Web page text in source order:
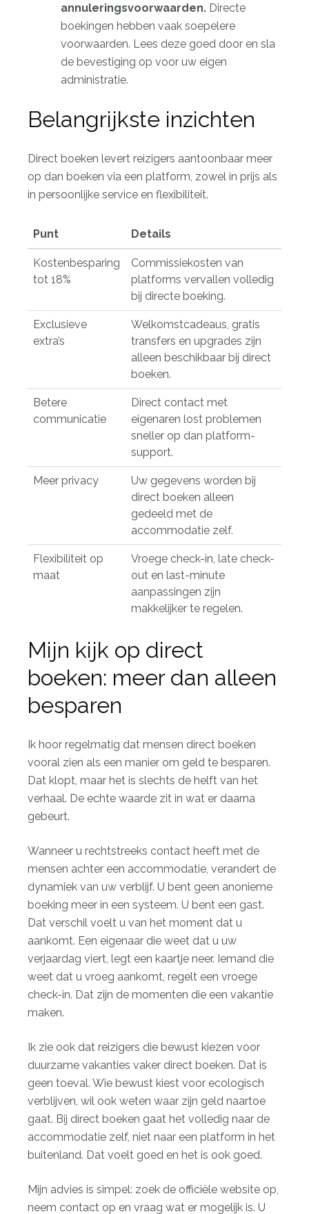
annuleringsvoorwaarden. Directe
boekingen hebben vaak soepelere
voorwaarden. Lees deze goed door en sla
de bevestiging op voor uw eigen
administratie.
Belangrijkste inzichten
Direct boeken levert reizigers aantoonbaar meer
op dan boeken via een platform, zowel in prijs als
in persoonlijke service en flexibiliteit.
Punt Details
Kostenbesparing
tot 18%
Commissiekosten van
platforms vervallen volledig
bij directe boeking.
Exclusieve
extra’s
Welkomstcadeaus, gratis
transfers en upgrades zijn
alleen beschikbaar bij direct
boeken.
Betere
communicatie
Direct contact met
eigenaren lost problemen
sneller op dan platform-
support.
Meer privacy
Uw gegevens worden bij
direct boeken alleen
gedeeld met de
accommodatie zelf.
Flexibiliteit op
maat
Vroege check-in, late check-
out en last-minute
aanpassingen zijn
makkelijker te regelen.
Mijn kijk op direct
boeken: meer dan alleen
besparen
Ik hoor regelmatig dat mensen direct boeken
vooral zien als een manier om geld te besparen.
Dat klopt, maar het is slechts de helft van het
verhaal. De echte waarde zit in wat er daarna
gebeurt.
Wanneer u rechtstreeks contact heeft met de
mensen achter een accommodatie, verandert de
dynamiek van uw verblijf. U bent geen anonieme
boeking meer in een systeem. U bent een gast.
Dat verschil voelt u van het moment dat u
aankomt. Een eigenaar die weet dat u uw
verjaardag viert, legt een kaartje neer. Iemand die
weet dat u vroeg aankomt, regelt een vroege
check-in. Dat zijn de momenten die een vakantie
maken.
Ik zie ook dat reizigers die bewust kiezen voor
duurzame vakanties vaker direct boeken. Dat is
geen toeval. Wie bewust kiest voor ecologisch
verblijven, wil ook weten waar zijn geld naartoe
gaat. Bij direct boeken gaat het volledig naar de
accommodatie zelf, niet naar een platform in het
buitenland. Dat voelt goed en het is ook goed.
Mijn advies is simpel: zoek de officiële website op,
neem contact op en vraag wat er mogelijk is. U